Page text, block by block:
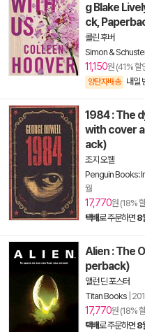
g Blake
ck,
콜린 후버
Simon &
11,150원 (41% 할
양탄자배송 내일
1984 : The
with cover
ack)
조지 오웰
Penguin Books:
월
17,770원 (18%
택배로 주문하면 8
Alien : The
perback)
앨런 딘 포스터
Titan Books
17,770원 (18%
택배로 주문하면 8